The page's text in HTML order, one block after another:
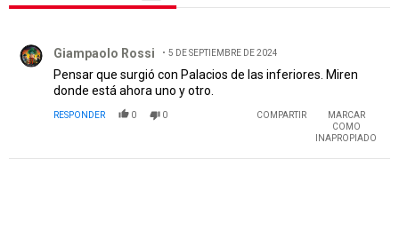
Giampaolo Rossi 5 DE SEPTIEMBRE DE 2024
Pensar que surgió con Palacios de las inferiores. Miren
donde está ahora uno y otro.
RESPONDER 0 0 COMPARTIR
MARCAR
COMO
INAPROPIADO